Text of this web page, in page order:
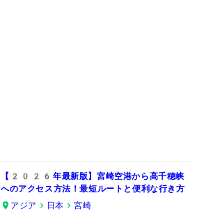
【2026年最新版】宮崎空港から高千穂峡
へのアクセス方法！最短ルートと便利な行き方
アジア
日本 宮崎